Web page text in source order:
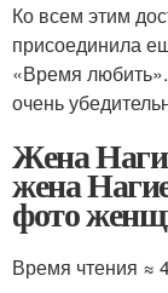
Ко всем этим
присоединила
«Время
очень
Жена
жена
фото
Время чтения ≈